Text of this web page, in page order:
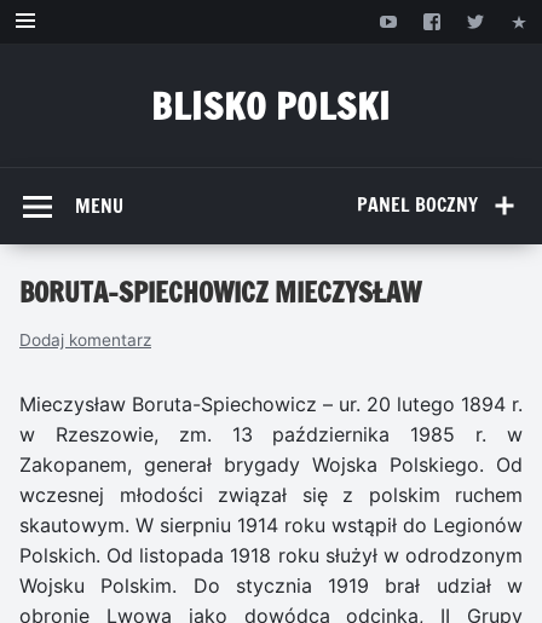
Przejdź
BLISKO POLSKI
PANEL BOCZNY
MENU
BORUTA-SPIECHOWICZ MIECZYSŁAW
Dodaj komentarz
Mieczysław Boruta-Spiechowicz – ur. 20 lutego 1894 r.
w Rzeszowie, zm. 13 października 1985 r. w
Zakopanem, generał brygady Wojska Polskiego. Od
wczesnej młodości związał się z polskim ruchem
skautowym. W sierpniu 1914 roku wstąpił do Legionów
Polskich. Od listopada 1918 roku służył w odrodzonym
Wojsku Polskim. Do stycznia 1919 brał udział w
obronie Lwowa jako dowódca odcinka, II Grupy